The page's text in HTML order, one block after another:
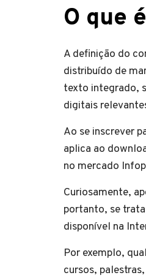
O que
A definição do
distribuído de
texto integrado,
digitais
Ao se inscrever
aplica ao
no mercado
Curiosamente,
portanto, se
disponível na
Por exemplo,
cursos,